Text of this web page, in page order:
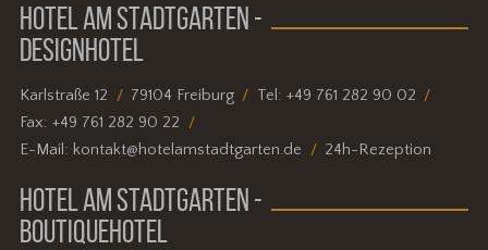
HOTEL AM STADTGARTEN -
DESIGNHOTEL
Karlstraße 12 79104 Freiburg Tel: +49 761 282 90 02
Fax:+49 761 282 90 22
E-Mail: kontakt@hotelamstadtgarten.de 24h-Rezeption
HOTEL AM STADTGARTEN -
BOUTIQUEHOTEL